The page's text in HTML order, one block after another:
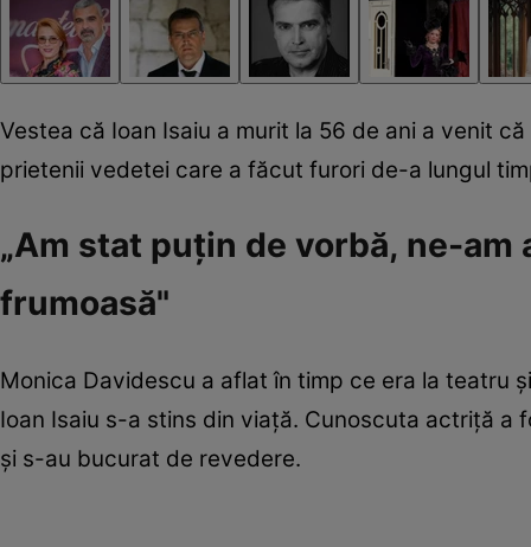
Vestea că Ioan Isaiu a murit la 56 de ani a venit
prietenii vedetei care a făcut furori de-a lungul
„Am stat puțin de vorbă, ne-
frumoasă"
Monica Davidescu a aflat în timp ce era la teatru
Ioan Isaiu s-a stins din viață. Cunoscuta actriță
și s-au bucurat de revedere.